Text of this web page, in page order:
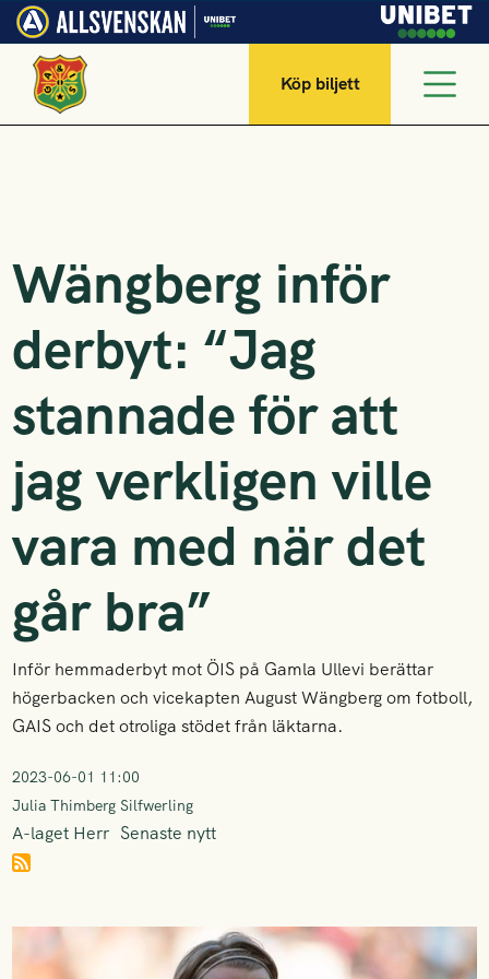
Köp biljett
Wängberg inför
derbyt: “Jag
stannade för att
jag verkligen ville
vara med när det
går bra”
Inför hemmaderbyt mot ÖIS på Gamla Ullevi berättar
högerbacken och vicekapten August Wängberg om fotboll,
GAIS och det otroliga stödet från läktarna.
2023-06-01 11:00
Julia Thimberg Silfwerling
A-laget Herr Senaste nytt